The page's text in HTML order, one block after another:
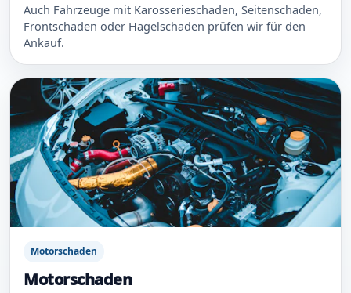
Auch Fahrzeuge mit Karosserieschaden, Seitenschaden,
Frontschaden oder Hagelschaden prüfen wir für den
Ankauf.
Motorschaden
Motorschaden